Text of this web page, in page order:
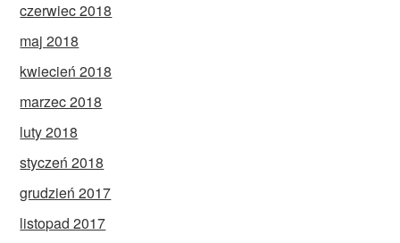
czerwiec 2018
maj 2018
kwiecień 2018
marzec 2018
luty 2018
styczeń 2018
grudzień 2017
listopad 2017